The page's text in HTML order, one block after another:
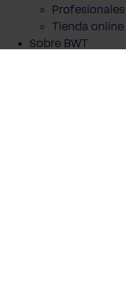
Profesionales
Tienda online
Sobre BWT